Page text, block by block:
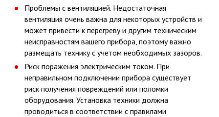
Проблемы с вентиляцией. Недостаточная
вентиляция очень важна для некоторых устройств и
может привести к перегреву и другим техническим
неисправностям вашего прибора, поэтому важно
размещать технику с учетом необходимых зазоров.
Риск поражения электрическим током. При
неправильном подключении прибора существует
риск получения повреждений или поломки
оборудования. Установка техники должна
проводиться в соответствии с правилами